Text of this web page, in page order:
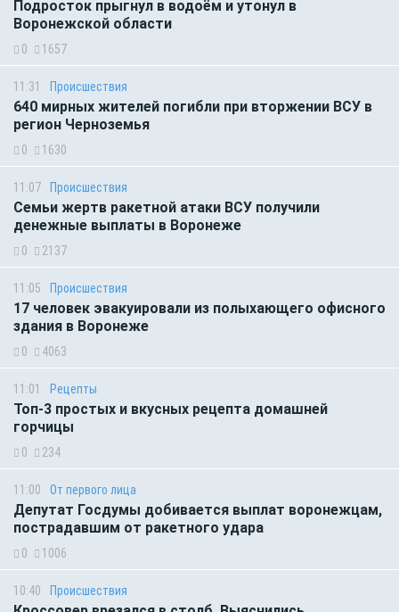
Подросток прыгнул в водоём и утонул в
Воронежской области
0 1657
11:31 Происшествия
640 мирных жителей погибли при вторжении ВСУ в
регион Черноземья
0 1630
11:07 Происшествия
Семьи жертв ракетной атаки ВСУ получили
денежные выплаты в Воронеже
0 2137
11:05 Происшествия
17 человек эвакуировали из полыхающего офисного
здания в Воронеже
0 4063
11:01 Рецепты
Топ-3 простых и вкусных рецепта домашней
горчицы
0 234
11:00 От первого лица
Депутат Госдумы добивается выплат воронежцам,
пострадавшим от ракетного удара
0 1006
10:40 Происшествия